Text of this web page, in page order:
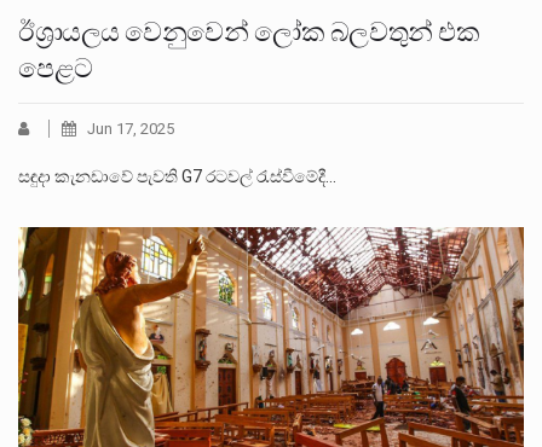
ඊශ්‍රායලය වෙනුවෙන් ලෝක බලවතුන් එක
පෙළට
Jun 17, 2025
සඳුදා කැනඩාවේ පැවති G7 රටවල් රැස්වීමේදී…